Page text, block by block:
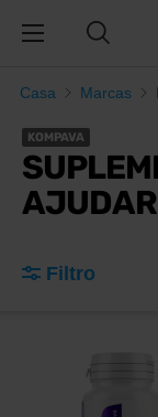
Casa Marcas
KOMPAVA
AJUDAR
Filtro